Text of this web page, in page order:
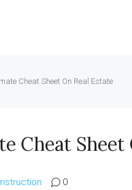
Cheat Sheet On Real Estate
Cheat Sheet
0